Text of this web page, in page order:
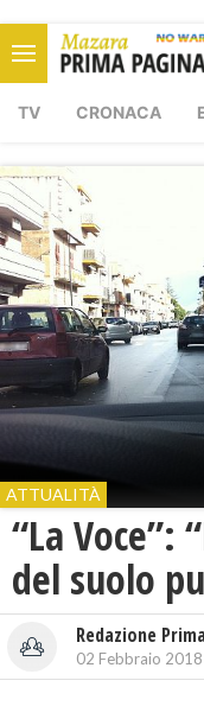
TV CRONACA
ATTUALITÀ
“La Voce”:
del suolo
Redazione
02 Febbraio